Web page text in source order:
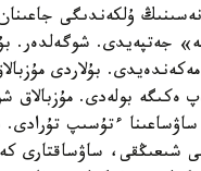
ۇلكەندىگى
جەتپەيدى. شوگەلدەر.
مەكەندەيدى. بۇلاردى
بولەدى. مۇزبالاق
ءتۇسىپ
شىعىڭقى، ساۋساقتارى